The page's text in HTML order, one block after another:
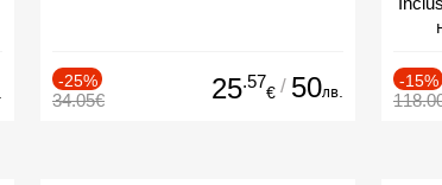
-25%
34.05€ 25.57
€ / 50лв.
-15%